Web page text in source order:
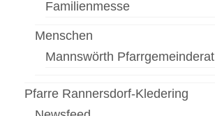
Familienmesse
Menschen
Mannswörth Pfarrgemeinderat
Pfarre Rannersdorf-Kledering